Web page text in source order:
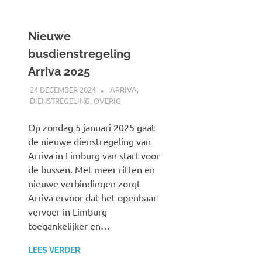
Nieuwe
busdienstregeling
Arriva 2025
24 DECEMBER 2024 SPOORZOEKER
ARRIVA,
DIENSTREGELING, OVERIG
Op zondag 5 januari 2025 gaat
de nieuwe dienstregeling van
Arriva in Limburg van start voor
de bussen. Met meer ritten en
nieuwe verbindingen zorgt
Arriva ervoor dat het openbaar
vervoer in Limburg
toegankelijker en…
LEES VERDER